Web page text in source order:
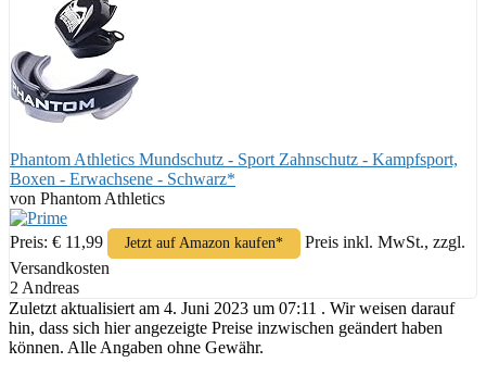
Phantom Athletics Mundschutz - Sport Zahnschutz - Kampfsport,
Boxen - Erwachsene - Schwarz*
von Phantom Athletics
Preis: € 11,99 Jetzt auf Amazon kaufen*
Preis inkl. MwSt., zzgl.
Versandkosten
2 Andreas
Zuletzt aktualisiert am 4. Juni 2023 um 07:11 . Wir weisen darauf
hin, dass sich hier angezeigte Preise inzwischen geändert haben
können. Alle Angaben ohne Gewähr.